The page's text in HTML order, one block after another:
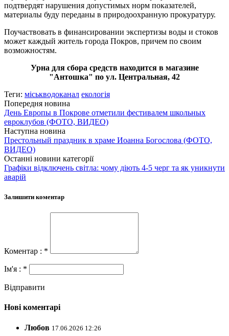
подтвердят нарушения допустимых норм показателей,
материалы буду переданы в природоохранную прокуратуру.
Поучаствовать в финансировании экспертизы воды и стоков
может каждый житель города Покров, причем по своим
возможностям.
Урна для сбора средств находится в магазине
"Антошка" по ул. Центральная, 42
Теги: міськводоканал екологія
Попередня новина
День Европы в Покрове отметили фестивалем школьных
евроклубов (ФОТО, ВИДЕО)
Наступна новина
Престольный праздник в храме Иоанна Богослова (ФОТО,
ВИДЕО)
Останні новини категорії
Графіки відключень світла: чому діють 4-5 черг та як уникнути
аварій
Залишити коментар
Коментар : *
Ім'я : *
Відправити
Нові коментарі
Любов 17.06.2026 12:26